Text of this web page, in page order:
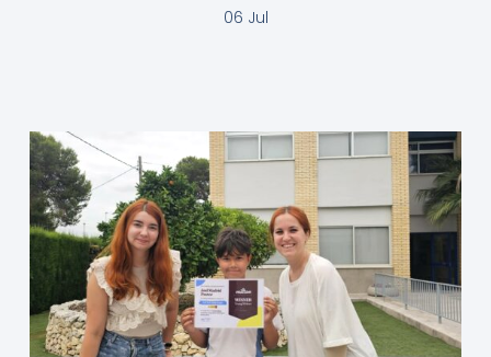
06 Jul